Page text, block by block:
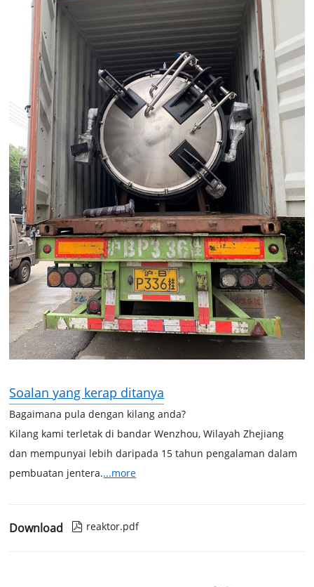
Soalan yang kerap ditanya
Bagaimana pula dengan kilang anda?
Kilang kami terletak di bandar Wenzhou, Wilayah Zhejiang
dan mempunyai lebih daripada 15 tahun pengalaman dalam
pembuatan jentera....more
Download  reaktor.pdf